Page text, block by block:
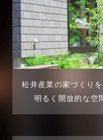
三郷駅前店-ブログ
不動産の基礎知識に関
介護施設経営活用事例
企業誘致事例
住宅に関するよくある質
2025年2月
2025年1月
2024年12月
2024年11月
2024年9月
松井産業の家づくり
明るく開放的な空